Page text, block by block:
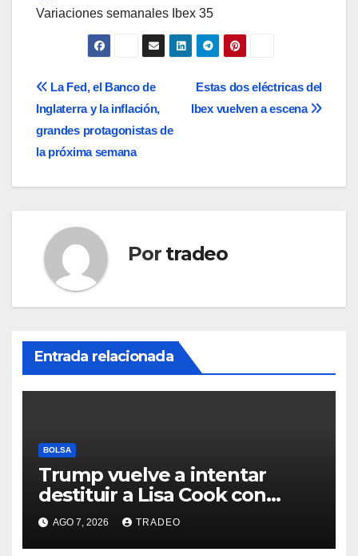
Variaciones semanales Ibex 35
Navegación
de
entradas
Estas dos eléctricas del
Ibex vuelven a escena
La Fed, el Banco de
Inglaterra y la inflación,
grandes protagonistas de
la próxima semana
Por tradeo
Entrada relacionada
BOLSA
Trump vuelve a intentar
destituir a Lisa Cook con
acusaciones de fraude
hipotecario
AGO 7, 2026 TRADEO